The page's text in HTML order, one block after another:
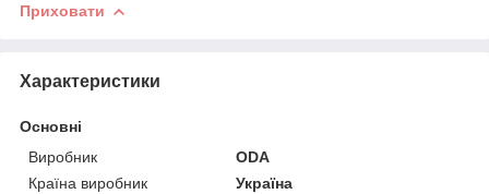
Приховати
Характеристики
Основні
Виробник
ODA
Країна виробник
Україна